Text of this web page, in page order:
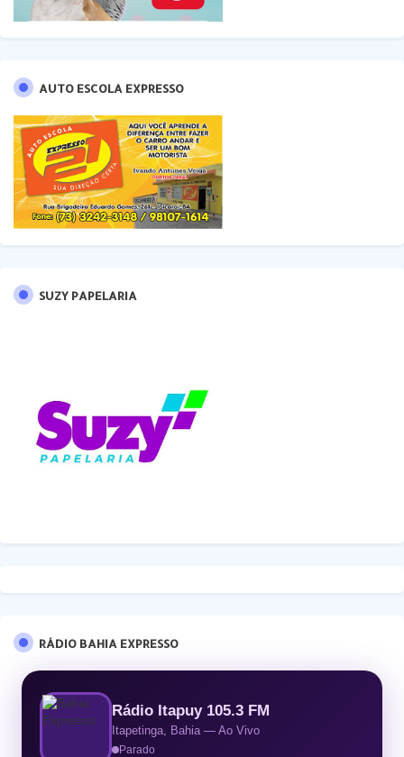
AUTO ESCOLA EXPRESSO
SUZY PAPELARIA
RÁDIO BAHIA EXPRESSO
Rádio Itapuy 105.3 FM
Itapetinga, Bahia — Ao Vivo
Parado